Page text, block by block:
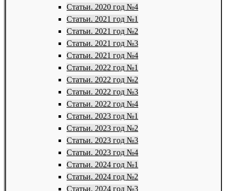
Статьи. 2020 год №4
Статьи. 2021 год №1
Статьи. 2021 год №2
Статьи. 2021 год №3
Статьи. 2021 год №4
Статьи. 2022 год №1
Статьи. 2022 год №2
Статьи. 2022 год №3
Статьи. 2022 год №4
Статьи. 2023 год №1
Статьи. 2023 год №2
Статьи. 2023 год №3
Статьи. 2023 год №4
Статьи. 2024 год №1
Статьи. 2024 год №2
Статьи. 2024 год №3